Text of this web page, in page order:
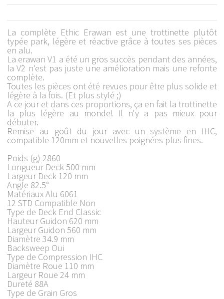
La complète Ethic Erawan est une trottinette plutôt
typée park, légère et réactive grâce à toutes ses pièces
en alu.
La erawan V1 a été un gros succès pendant des années,
la V2 n'est pas juste une amélioration mais une refonte
complète.
Toutes les pièces ont été revues pour être plus solide et
légère à la fois. (Et plus stylé ;)
A ce jour et dans ces proportions, ça en fait la trottinette
la plus légère au monde! Il n'y a pas mieux pour
débuter.
Remise au goût du jour avec un système en IHC,
compatible 120mm et nouvelles poignées plus fines.
Poids (g) 2860
Longueur Deck 500 mm
Largeur Deck 120 mm
Angle 82.5°
Matériaux Alu 6061
12 STD Compatible Non
Type de Deck End Classic
Hauteur Guidon 620 mm
Largeur Guidon 560 mm
Diamètre 34.9 mm
Backsweep Oui
Type de Compression IHC
Diamètre Roue 110 mm
Largeur Roue 24 mm
Dureté 88A
Type de Grain Gros